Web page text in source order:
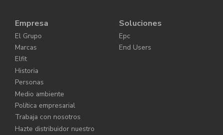
Empresa
El Grupo
Marcas
Elfit
Historia
Personas
Medio ambiente
Política empresarial
Trabaja con nosotros
Hazte distribuidor nuestro
Soluciones
Epc
End Users